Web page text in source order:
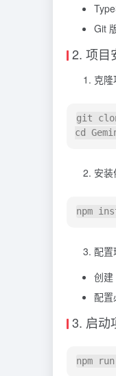
Git
2. 项目
克隆
git
安装
配置
创建
配置
3. 启动